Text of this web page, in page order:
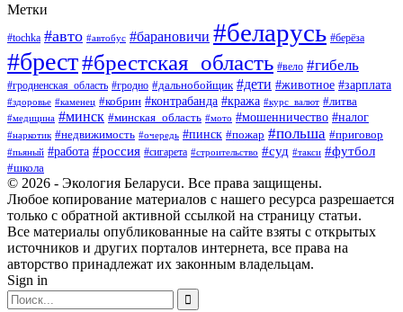
Метки
#tochka #авто #автобус #барановичи #беларусь #берёза
#брест#брестская_область #вело #гибель
#гродненская_область #гродно #дальнобойщик #дети #животное #зарплата
#здоровье #каменец #кобрин #контрабанда #кража #курс_валют #литва
#медицина #минск #минская_область #мото #мошенничество #налог
#наркотик #недвижимость #очередь #пинск #пожар #польша #приговор
#пьяный #работа #россия #сигарета #строительство #суд #такси #футбол
#школа
© 2026 - Экология Беларуси. Все права защищены.
Любое копирование материалов с нашего ресурса разрешается
только с обратной активной ссылкой на страницу статьи.
Все материалы опубликованные на сайте взяты с открытых
источников и других порталов интернета, все права на
авторство принадлежат их законным владельцам.
Sign in